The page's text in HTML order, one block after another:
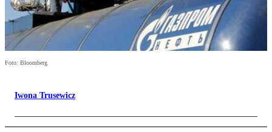
Foto: Bloomberg
Iwona Trusewicz